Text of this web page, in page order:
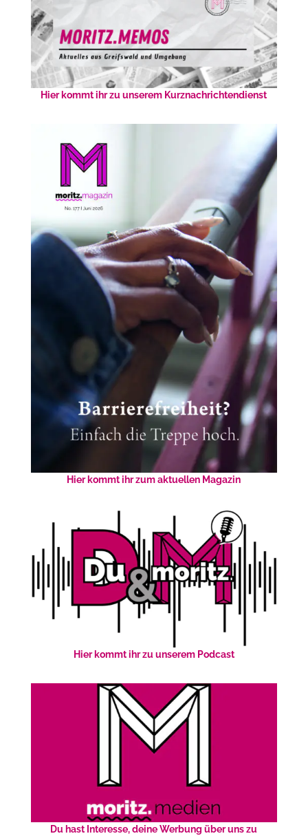
Hier kommt ihr zu unserem Kurznachrichtendienst
Hier kommt ihr zum aktuellen Magazin
Hier kommt ihr zu unserem Podcast
Du hast Interesse, deine Werbung über uns zu